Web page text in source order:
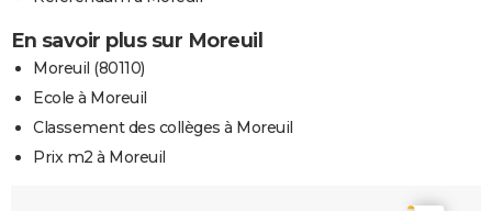
En savoir plus sur Moreuil
Moreuil (80110)
Ecole à Moreuil
Classement des collèges à Moreuil
Prix m2 à Moreuil